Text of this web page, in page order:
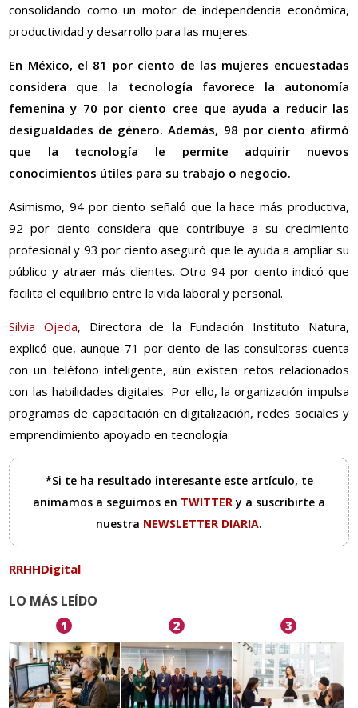
consolidando como un motor de independencia económica,
productividad y desarrollo para las mujeres.
En México, el 81 por ciento de las mujeres encuestadas
considera que la tecnología favorece la autonomía
femenina y 70 por ciento cree que ayuda a reducir las
desigualdades de género. Además, 98 por ciento afirmó
que la tecnología le permite adquirir nuevos
conocimientos útiles para su trabajo o negocio.
Asimismo, 94 por ciento señaló que la hace más productiva,
92 por ciento considera que contribuye a su crecimiento
profesional y 93 por ciento aseguró que le ayuda a ampliar su
público y atraer más clientes. Otro 94 por ciento indicó que
facilita el equilibrio entre la vida laboral y personal.
Silvia Ojeda, Directora de la Fundación Instituto Natura,
explicó que, aunque 71 por ciento de las consultoras cuenta
con un teléfono inteligente, aún existen retos relacionados
con las habilidades digitales. Por ello, la organización impulsa
programas de capacitación en digitalización, redes sociales y
emprendimiento apoyado en tecnología.
*Si te ha resultado interesante este artículo, te
animamos a seguirnos en TWITTERy a suscribirte a
nuestra NEWSLETTER DIARIA.
RRHHDigital
LO MÁS LEÍDO
1 2 3